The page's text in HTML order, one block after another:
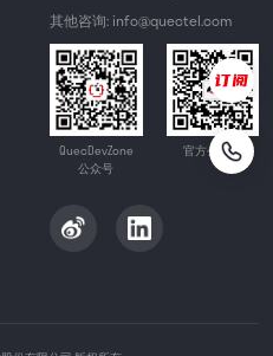
其他咨询: info@quectel.com
QuecDevZone
公众号
官方公众号